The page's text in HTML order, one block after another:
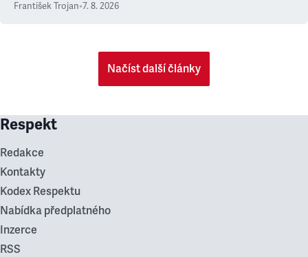
František Trojan•7. 8. 2026
Načíst další články
Respekt
Redakce
Kontakty
Kodex Respektu
Nabídka předplatného
Inzerce
RSS